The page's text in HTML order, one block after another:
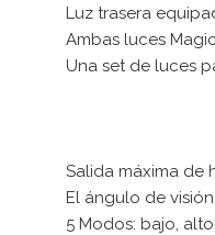
Luz trasera
Ambas luces
Una set de luces
Salida máxima de
El ángulo de
5 Modos: bajo,